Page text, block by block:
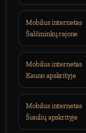
Mobilus internetas
Šalčininkų rajone
Mobilus internetas
Kauno apskrityje
Mobilus internetas
Šiaulių apskrityje